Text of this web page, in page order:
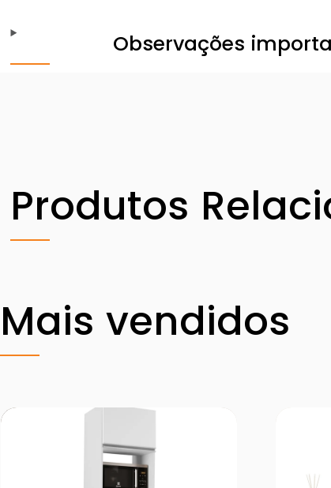
Observações
Produtos
Mais vendidos